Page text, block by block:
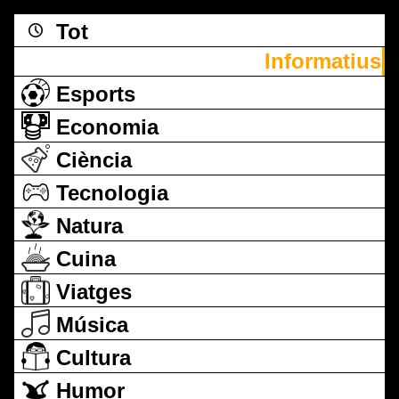
Tot
Informatius
Esports
Economia
Ciència
Tecnologia
Natura
Cuina
Viatges
Música
Cultura
Humor